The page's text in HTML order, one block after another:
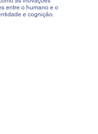
entre o humano e o
e cognição.